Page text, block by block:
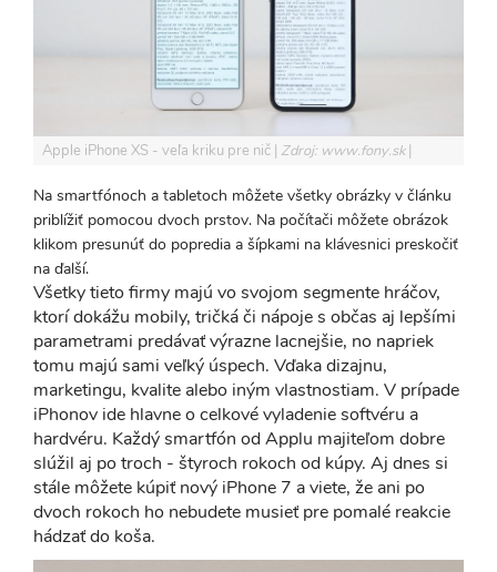
Apple iPhone XS - veľa kriku pre nič Zdroj: www.fony.sk
Na smartfónoch a tabletoch môžete všetky obrázky v článku
priblížiť pomocou dvoch prstov. Na počítači môžete obrázok
klikom presunúť do popredia a šípkami na klávesnici preskočiť
na ďalší.
Všetky tieto firmy majú vo svojom segmente hráčov,
ktorí dokážu mobily, tričká či nápoje s občas aj lepšími
parametrami predávať výrazne lacnejšie, no napriek
tomu majú sami veľký úspech. Vďaka dizajnu,
marketingu, kvalite alebo iným vlastnostiam. V prípade
iPhonov ide hlavne o celkové vyladenie softvéru a
hardvéru. Každý smartfón od Applu majiteľom dobre
slúžil aj po troch - štyroch rokoch od kúpy. Aj dnes si
stále môžete kúpiť nový iPhone 7 a viete, že ani po
dvoch rokoch ho nebudete musieť pre pomalé reakcie
hádzať do koša.